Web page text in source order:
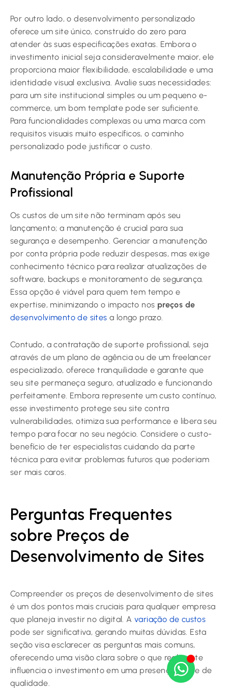
Por outro lado, o desenvolvimento personalizado
oferece um site único, construído do zero para
atender às suas especificações exatas. Embora o
investimento inicial seja consideravelmente maior, ele
proporciona maior flexibilidade, escalabilidade e uma
identidade visual exclusiva. Avalie suas necessidades:
para um site institucional simples ou um pequeno e-
commerce, um bom template pode ser suficiente.
Para funcionalidades complexas ou uma marca com
requisitos visuais muito específicos, o caminho
personalizado pode justificar o custo.
Manutenção Própria e Suporte
Profissional
Os custos de um site não terminam após seu
lançamento; a manutenção é crucial para sua
segurança e desempenho. Gerenciar a manutenção
por conta própria pode reduzir despesas, mas exige
conhecimento técnico para realizar atualizações de
software, backups e monitoramento de segurança.
Essa opção é viável para quem tem tempo e
expertise, minimizando o impacto nos preços de
desenvolvimento de sites a longo prazo.
Contudo, a contratação de suporte profissional, seja
através de um plano de agência ou de um freelancer
especializado, oferece tranquilidade e garante que
seu site permaneça seguro, atualizado e funcionando
perfeitamente. Embora represente um custo contínuo,
esse investimento protege seu site contra
vulnerabilidades, otimiza sua performance e libera seu
tempo para focar no seu negócio. Considere o custo-
benefício de ter especialistas cuidando da parte
técnica para evitar problemas futuros que poderiam
ser mais caros.
Perguntas Frequentes
sobre Preços de
Desenvolvimento de Sites
Compreender os preços de desenvolvimento de sites
é um dos pontos mais cruciais para qualquer empresa
que planeja investir no digital. A variação de custos
pode ser significativa, gerando muitas dúvidas. Esta
seção visa esclarecer as perguntas mais comuns,
oferecendo uma visão clara sobre o que realmente
influencia o investimento em uma presença online de
qualidade.